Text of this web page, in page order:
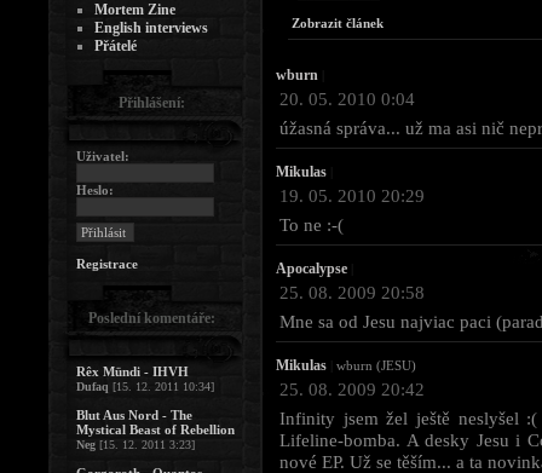
Zobrazit článek
wburn
20. 05. 2010 0:04
úžasná správa... už ma asi nič
Mikulas
19. 05. 2010 20:29
To ne :-(
Apocalypse
25. 08. 2009 20:58
Mne sa od Jesu najviac paci
Mikulas wburn (JESU)
25. 08. 2009 20:42
Infinity jsem žel ještě neslyšel
Lifeline-bomba. A desky Jesu i
nové EP. Už se těším... a ta
Mortem Zine
English interviews
Přátelé
Přihlášení:
Uživatel:
Heslo:
Registrace
Poslední komentáře:
Rêx Mündi - IHVH
Dufaq [15. 12. 2011 10:34]
Blut Aus Nord - The
Mystical Beast of Rebellion
Neg [15. 12. 2011 3:23]